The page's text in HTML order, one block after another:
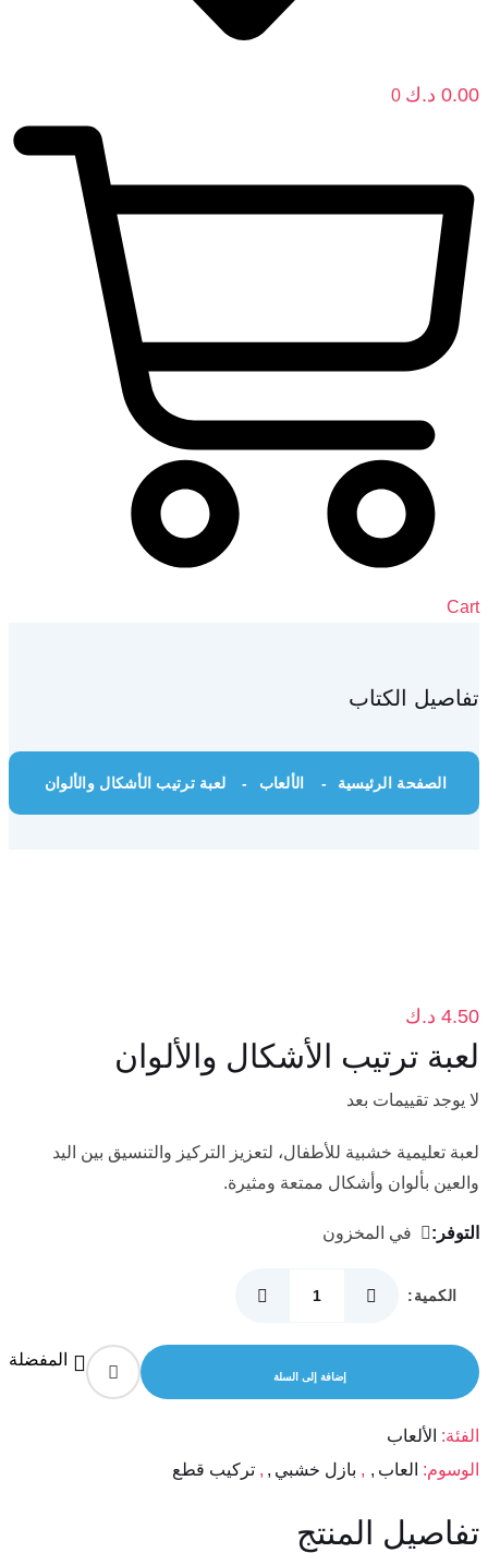
0.00 د.ك 0
Cart
تفاصيل الكتاب
الصفحة الرئيسية الألعاب لعبة ترتيب الأشكال والألوان
4.50 د.ك
لعبة ترتيب الأشكال والألوان
لا يوجد تقييمات بعد
‎لعبة تعليمية خشبية للأطفال، لتعزيز التركيز والتنسيق بين اليد
والعين بألوان وأشكال ممتعة ومثيرة.
التوفر: في المخزون
الكمية:
لعبة
الأشكال
والألوان
إضافة إلى السلة
المفضلة
الفئة: الألعاب
الوسوم: العاب , بازل خشبي , تركيب قطع
تفاصيل المنتج